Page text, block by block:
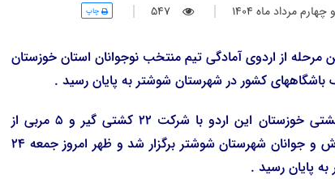
مرداد ماه 1404 547 چاپ
از اردوی آمادگی تیم منتخب نوجوانان استان خوزستان
کشور در شهرستان شوشتر به پایان رسید .
بر این اساس و با اعلام کمیته کشتی آزاد هیئت کشتی خوزستان این اردو با شرکت 22 کشتی گیر و 5 مربی از
بعدازظهر روز چهارشنبه 22 مرداد با همکاری اداره ورزش و جوانان شهرستان شوشتر برگزار شد و ظهر امروز جمعه 24
به پایان رسید .